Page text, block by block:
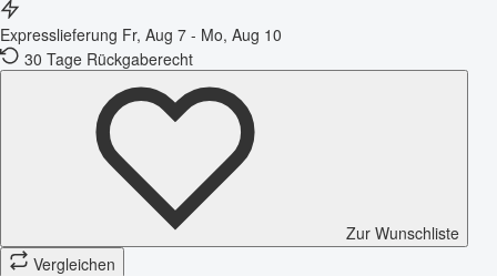
Expresslieferung Fr, Aug 7 - Mo, Aug 10
30 Tage Rückgaberecht
Zur Wunschliste
Vergleichen